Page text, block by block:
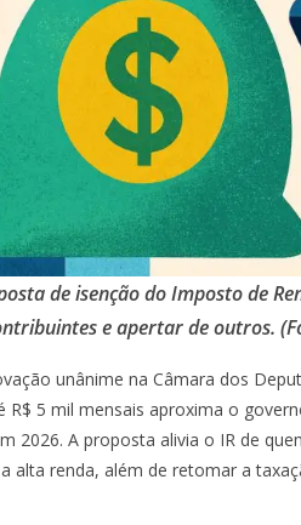
de isenção do Imposto de
e apertar de outros.
unânime na Câmara dos
R$ 5 mil mensais aproxima o
2026. A proposta alivia o IR de
alta renda, além de retomar a